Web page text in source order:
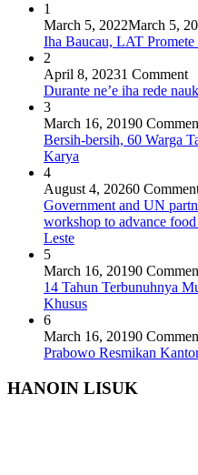
1
March 5, 2022March 5,
Iha Baucau, LAT
2
April 8, 20231 Comment
Durante ne’e iha rede
3
March 16, 20190
Bersih-bersih, 60 Warga
Karya
4
August 4, 20260
Government and UN
workshop to advance
Leste
5
March 16, 20190
14 Tahun Terbunuhnya
Khusus
6
March 16, 20190
Prabowo Resmikan
HANOIN LISUK